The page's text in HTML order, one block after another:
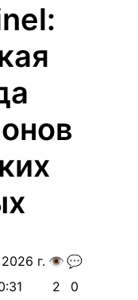
г. 👁️
2
💬
0